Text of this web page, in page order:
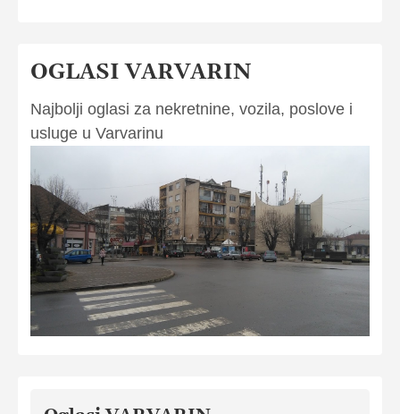
OGLASI VARVARIN
Najbolji oglasi za nekretnine, vozila, poslove i
usluge u Varvarinu